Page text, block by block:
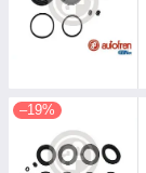
–19%